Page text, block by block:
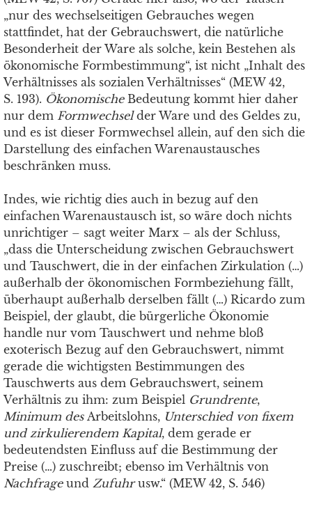
„nur des wechselseitigen Gebrauches wegen
stattfindet, hat der Gebrauchswert, die natürliche
Besonderheit der Ware als solche, kein Bestehen als
ökonomische Formbestimmung“, ist nicht „Inhalt des
Verhältnisses als sozialen Verhältnisses“ (MEW 42,
S. 193). ÖkonomischeBedeutung kommt hier daher
nur dem Formwechselder Ware und des Geldes zu,
und es ist dieser Formwechsel allein, auf den sich die
Darstellung des einfachen Warenaustausches
beschränken muss.
Indes, wie richtig dies auch in bezug auf den
einfachen Warenaustausch ist, so wäre doch nichts
unrichtiger – sagt weiter Marx – als der Schluss,
„dass die Unterscheidung zwischen Gebrauchswert
und Tauschwert, die in der einfachen Zirkulation (…)
außerhalb der ökonomischen Formbeziehung fällt,
überhaupt außerhalb derselben fällt (…) Ricardo zum
Beispiel, der glaubt, die bürgerliche Ökonomie
handle nur vom Tauschwert und nehme bloß
exoterisch Bezug auf den Gebrauchswert, nimmt
gerade die wichtigsten Bestimmungen des
Tauschwerts aus dem Gebrauchswert, seinem
Verhältnis zu ihm: zum Beispiel Grundrente,
Minimum des Arbeitslohns, Unterschied von ﬁxem
und zirkulierendem Kapital, dem gerade er
bedeutendsten Einfluss auf die Bestimmung der
Preise (…) zuschreibt; ebenso im Verhältnis von
Nachfrageund Zufuhrusw.“ (MEW 42, S. 546)